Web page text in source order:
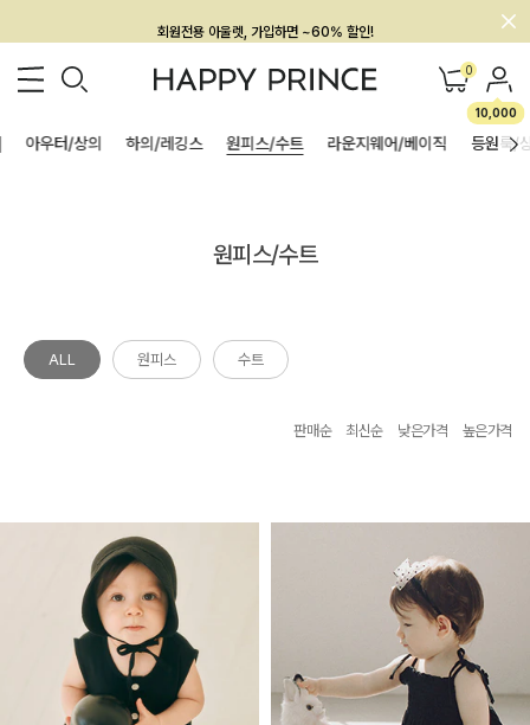
회원전용 아울렛, 가입하면 ~60% 할인!
멤버십 최대 28,000원 혜택 0
10,000
아우터/상의 하의/레깅스 원피스/수트 라운지웨어/베이직 등원룩/
원피스/수트
ALL 원피스 수트
판매순 최신순 낮은가격 높은가격